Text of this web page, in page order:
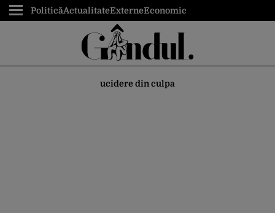
PoliticăActualitateExterneEconomic
ucidere din culpa